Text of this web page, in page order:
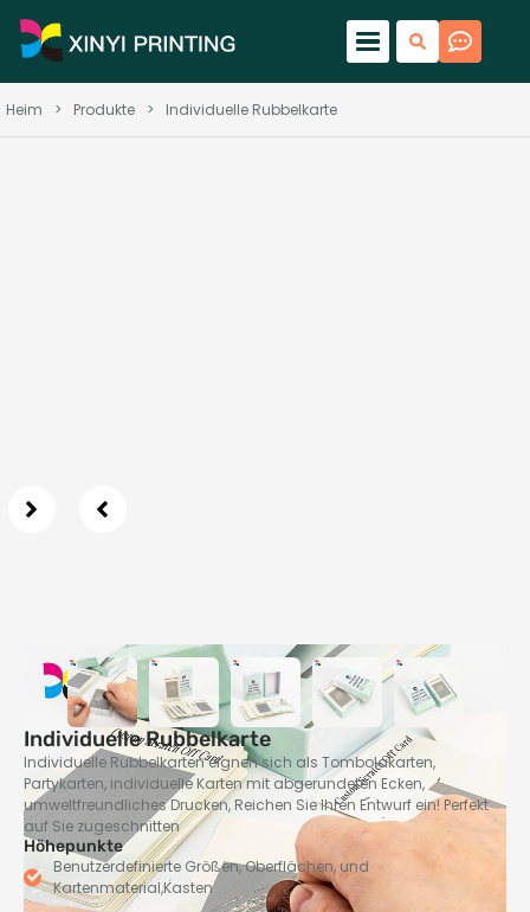
Heim > Produkte > Individuelle Rubbelkarte
Individuelle Rubbelkarte
Individuelle Rubbelkarten eignen sich als Tombolakarten,
Partykarten, individuelle Karten mit abgerundeten Ecken,
umweltfreundliches Drucken, Reichen Sie Ihren Entwurf ein! Perfekt
auf Sie zugeschnitten
Höhepunkte
Benutzerdefinierte Größen, Oberflächen, und
Kartenmaterial,Kasten